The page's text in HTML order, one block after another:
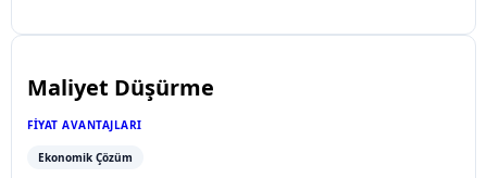
Maliyet Düşürme
FIYAT AVANTAJLARI
Ekonomik Çözüm